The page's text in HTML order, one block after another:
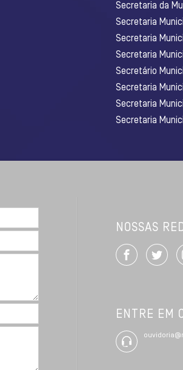
Secretaria da
Secretaria
Secretaria
Secretaria
Secretário
Secretaria
Secretaria
Secretaria
NOSSAS
ENTRE EM